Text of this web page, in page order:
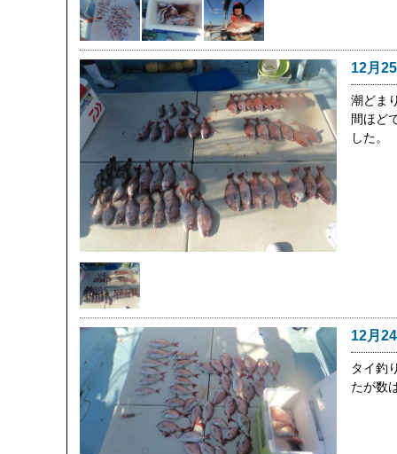
12月
潮どま
間ほど
した。
12月
タイ釣
たが数